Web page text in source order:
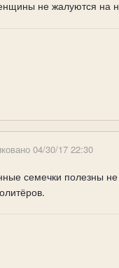
не жалуются на
04/30/17 22:30
семечки полезны